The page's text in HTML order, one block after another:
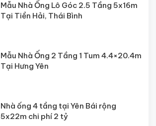
Mẫu Nhà Ống Lô Góc 2.5 Tầng 5x16m
Tại Tiền Hải, Thái Bình
Mẫu Nhà Ống 2 Tầng 1 Tum 4.4×20.4m
Tại Hưng Yên
Nhà ống 4 tầng tại Yên Bái rộng
5x22m chi phí 2 tỷ